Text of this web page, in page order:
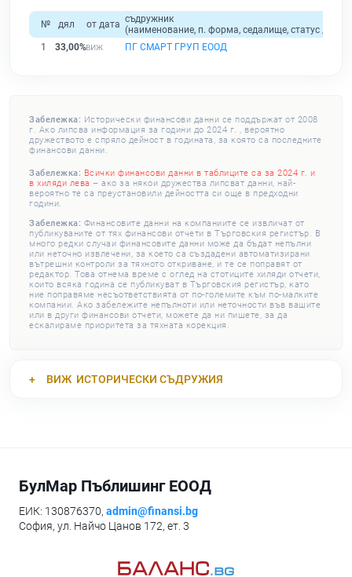
№ дял от дата съдружник
(наименование, п. форма, седалище, статус /
1
33,00% ПГ СМАРТ ГРУП ЕООД
Забележка: Исторически финансови данни се поддържат от 2008
г. Ако липсва информация за години до 2024 г. , вероятно
дружеството е спряло дейност в годината, за която са последните
финансови данни.
Забележка: Всички финансови данни в таблиците са за 2024 г. и
в хиляди лева – ако за някои дружества липсват данни, най-
вероятно те са преустановили дейността си още в предходни
години.
Забележка: Финансовите данни на компаниите се извличат от
публикуваните от тях финансови отчети в Търговския регистър. В
много редки случаи финансовите данни може да бъдат непълни
или неточно извлечени, за което са създадени автоматизирани
вътрешни контроли за тяхното откриване, и те се поправят от
редактор. Това отнема време с оглед на стотиците хиляди отчети,
които всяка година се публикуват в Търговския регистър, като
ние поправяме несъответствията от по-големите към по-малките
компании. Ако забележите непълноти или неточности във вашите
или в други финансови отчети, можете да ни пишете, за да
ескалираме приоритета за тяхната корекция.
ВИЖ ИСТОРИЧЕСКИ СЪДРУЖИЯ
БулМар Пъблишинг ЕООД
ЕИК: 130876370, admin@finansi.bg
София, ул. Найчо Цанов 172, ет. 3